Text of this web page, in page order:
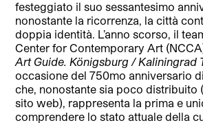
festeggiato il suo sessantesimo
nonostante la ricorrenza, la città
doppia identità. L’anno scorso, il
Center for Contemporary Art
Art Guide. Königsburg / Kaliningrad
occasione del 750mo anniversario
che, nonostante sia poco distribuito
sito web), rappresenta la primae
comprendere lo stato attuale della